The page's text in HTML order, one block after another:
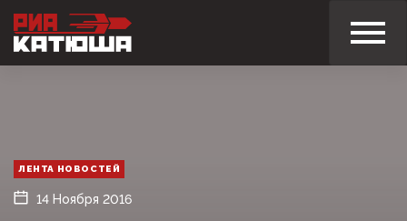
ЛЕНТА НОВОСТЕЙ
14 Ноября 2016